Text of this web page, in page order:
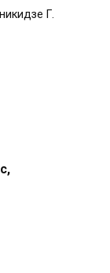
Г.